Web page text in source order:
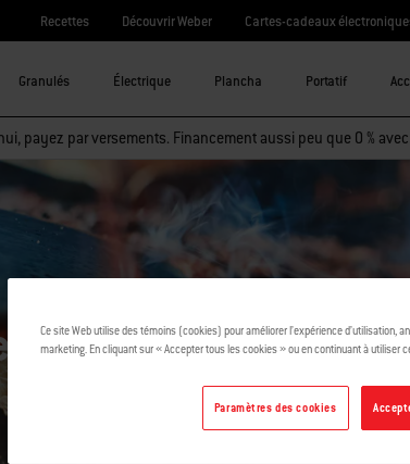
Recettes Découvrir Weber Cartes-cadeaux
Granulés Électrique Plancha Portatif
payez par versements. Financement aussi peu que 0 %
expéditions
Ce site Web utilise des témoins (cookies) pour améliorer l’expérience d’utilisation,
marketing. En cliquant sur « Accepter tous les cookies » ou en continuant à utiliser
Paramètres des cookies